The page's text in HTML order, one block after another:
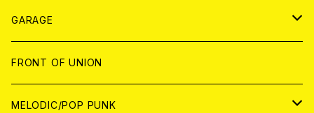
ANALOG
GARAGE
JAPAN
アナログ
WORLD
FRONT OF UNION
MELODIC/POP PUNK